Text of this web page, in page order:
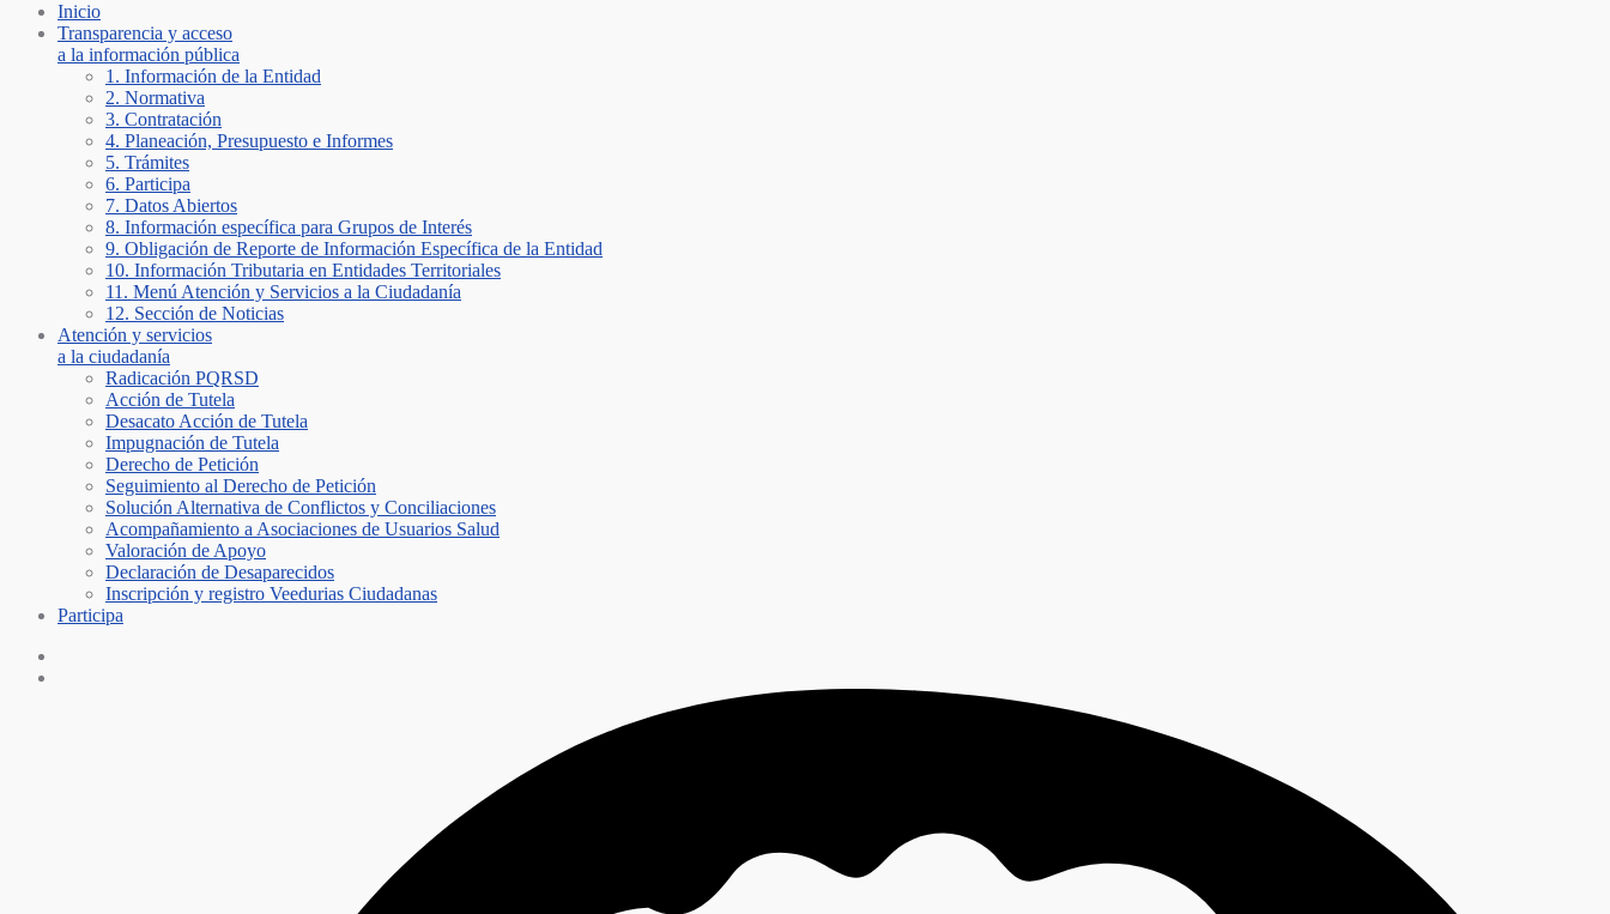
Inicio
Transparencia y acceso
a la información pública
1. Información de la Entidad
2. Normativa
3. Contratación
4. Planeación, Presupuesto e Informes
5. Trámites
6. Participa
7. Datos Abiertos
8. Información específica para Grupos de Interés
9. Obligación de Reporte de Información Específica de la Entidad
10. Información Tributaria en Entidades Territoriales
11. Menú Atención y Servicios a la Ciudadanía
12. Sección de Noticias
Atención y servicios
a la ciudadanía
Radicación PQRSD
Acción de Tutela
Desacato Acción de Tutela
Impugnación de Tutela
Derecho de Petición
Seguimiento al Derecho de Petición
Solución Alternativa de Conflictos y Conciliaciones
Acompañamiento a Asociaciones de Usuarios Salud
Valoración de Apoyo
Declaración de Desaparecidos
Inscripción y registro Veedurias Ciudadanas
Participa